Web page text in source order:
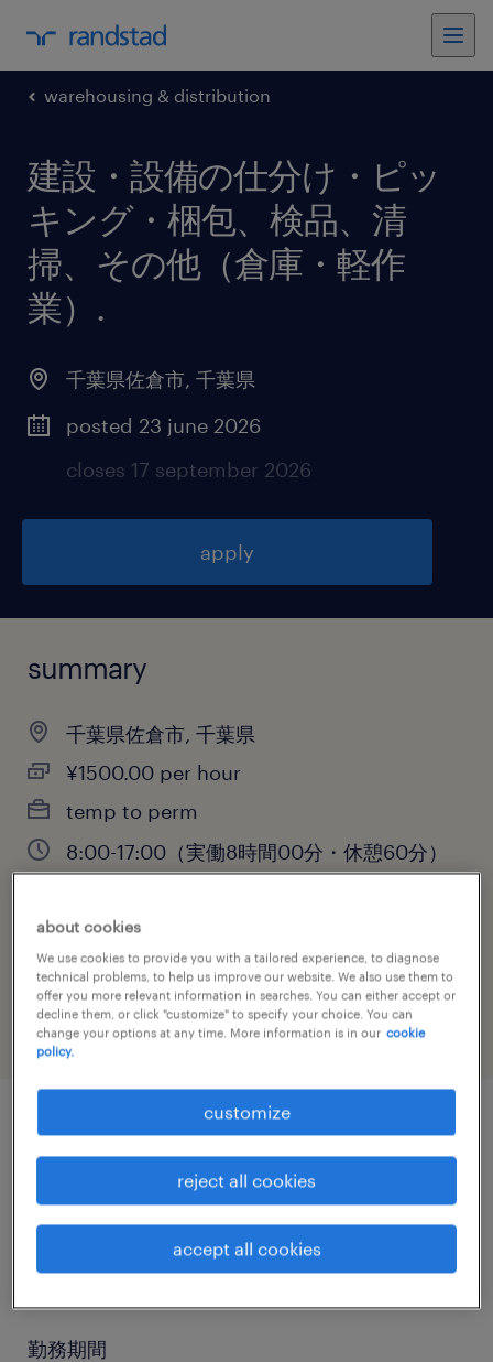
warehousing & distribution
建設・設備の仕分け・ピッ
キング・梱包、検品、清
掃、その他（倉庫・軽作
業） .
千葉県佐倉市, 千葉県
posted 23 june 2026
closes 17 september 2026
apply
summary
千葉県佐倉市, 千葉県
¥1500.00 per hour
temp to perm
8:00-17:00（実働8時間00分・休憩60分）
job category
warehousing & distribution
job details
仕分け・ピッキング・梱包、検品、清掃、その他
勤務期間
about cookies
We use cookies to provide you with a tailored experience, to diagnose
technical problems, to help us improve our website. We also use them to
offer you more relevant information in searches. You can either accept or
decline them, or click "customize" to specify your choice. You can
change your options at any time. More information is in our cookie
policy.
customize
reject all cookies
accept all cookies